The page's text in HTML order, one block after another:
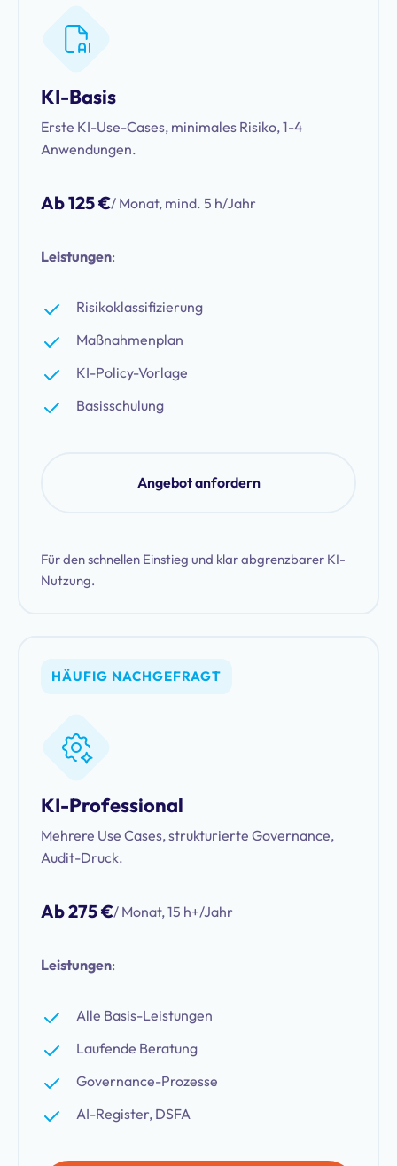
KI-Basis
Erste KI-Use-Cases, minimales Risiko, 1-4
Anwendungen.
Ab 125 €/ Monat, mind. 5 h/Jahr
Leistungen:
Risikoklassifizierung
Maßnahmenplan
KI-Policy-Vorlage
Basisschulung
Angebot anfordern
Für den schnellen Einstieg und klar abgrenzbarer KI-
Nutzung.
HÄUFIG NACHGEFRAGT
KI-Professional
Mehrere Use Cases, strukturierte Governance,
Audit-Druck.
Ab 275 €/ Monat, 15 h+/Jahr
Leistungen:
Alle Basis-Leistungen
Laufende Beratung
Governance-Prozesse
AI-Register, DSFA